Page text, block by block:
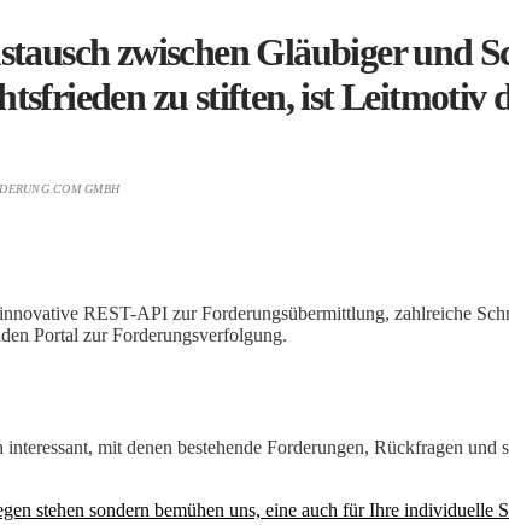
zwischen Gläubiger und
zu stiften, ist
GMBH
REST-API zur Forderungsübermittlung, zahlreiche
Portal zur Forderungsverfolgung.
mit denen bestehende Forderungen, Rückfragen
stehen sondern bemühen uns, eine auch für Ihre individuelle